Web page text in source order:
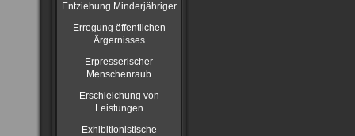
Entziehung Minderjähriger
Erregung öffentlichen
Ärgernisses
Erpresserischer
Menschenraub
Erschleichung von
Leistungen
Exhibitionistische